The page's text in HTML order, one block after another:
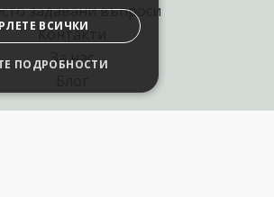
задавани въпроси
Контакти
За нас
ВСИЧКИ
ПОДРОБНОСТИ